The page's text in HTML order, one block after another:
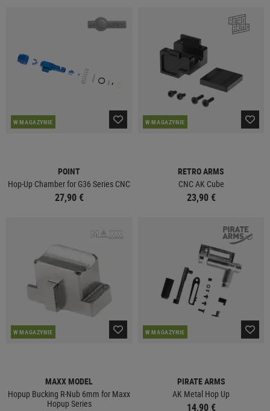
W MAGAZYNIE
POINT
Hop-Up Chamber for G36 Series CNC
27,90 €
W MAGAZYNIE
RETRO ARMS
CNC AK Cube
23,90 €
W MAGAZYNIE
MAXX MODEL
Hopup Bucking R-Nub 6mm for Maxx
Hopup Series
W MAGAZYNIE
PIRATE ARMS
AK Metal Hop Up
14,90 €